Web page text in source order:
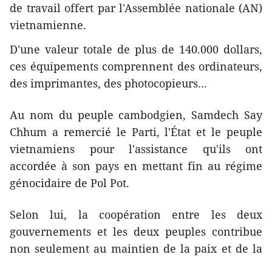
de travail offert par l'Assemblée nationale (AN)
vietnamienne.
D'une valeur totale de plus de 140.000 dollars,
ces équipements comprennent des ordinateurs,
des imprimantes, des photocopieurs...
Au nom du peuple cambodgien, Samdech Say
Chhum a remercié le Parti, l'État et le peuple
vietnamiens pour l'assistance qu'ils ont
accordée à son pays en mettant fin au régime
génocidaire de Pol Pot.
Selon lui, la coopération entre les deux
gouvernements et les deux peuples contribue
non seulement au maintien de la paix et de la